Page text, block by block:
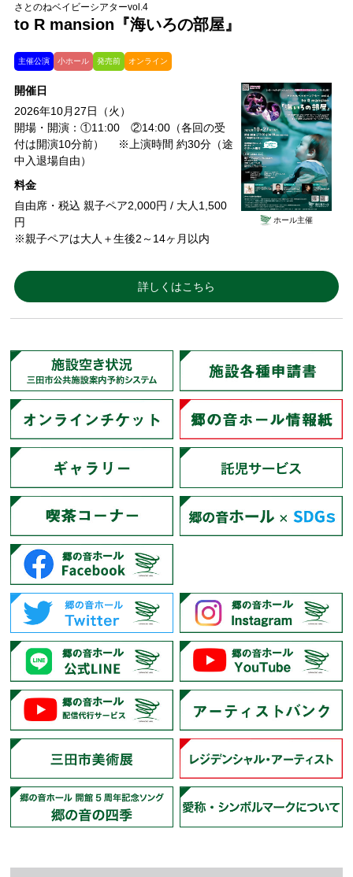
さとのねベイビーシアターvol.4
to R mansion『海いろの部屋』
主催公演 小ホール 発売前 オンライン
ホール主催
開催日
2026年10月27日（火）
開場・開演：①11:00 ②14:00（各回の受
付は開演10分前） ※上演時間 約30分（途
中入退場自由）
料金
自由席・税込 親子ペア2,000円 / 大人1,500
円
※親子ペアは大人＋生後2～14ヶ月以内
詳しくはこちら